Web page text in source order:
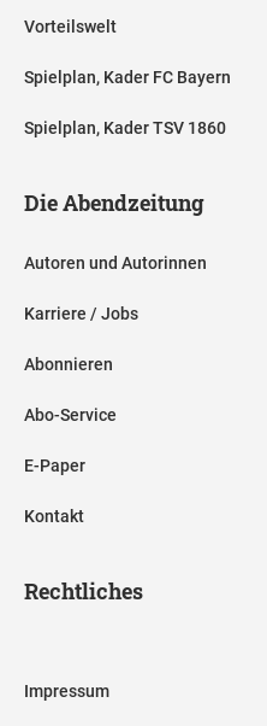
Vorteilswelt
Spielplan, Kader FC Bayern
Spielplan, Kader TSV 1860
Die Abendzeitung
Autoren und Autorinnen
Karriere / Jobs
Abonnieren
Abo-Service
E-Paper
Kontakt
Rechtliches
Impressum